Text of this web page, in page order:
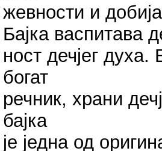
жевности и
Бајка васпитава
ност дечјег
богат
речник, храни
бајка
је једна од